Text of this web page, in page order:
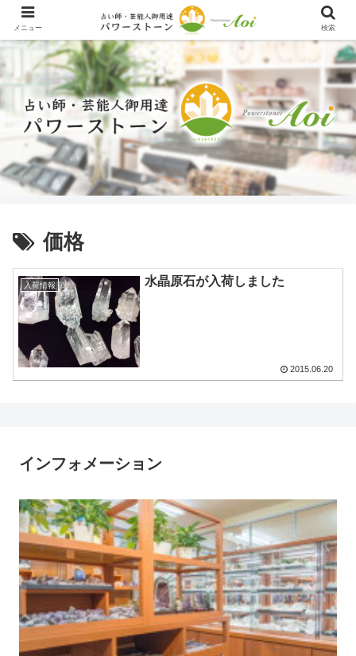
価格
入荷情報 水晶原石が入荷しました
2015.06.20
インフォメーション
メニュー 検索